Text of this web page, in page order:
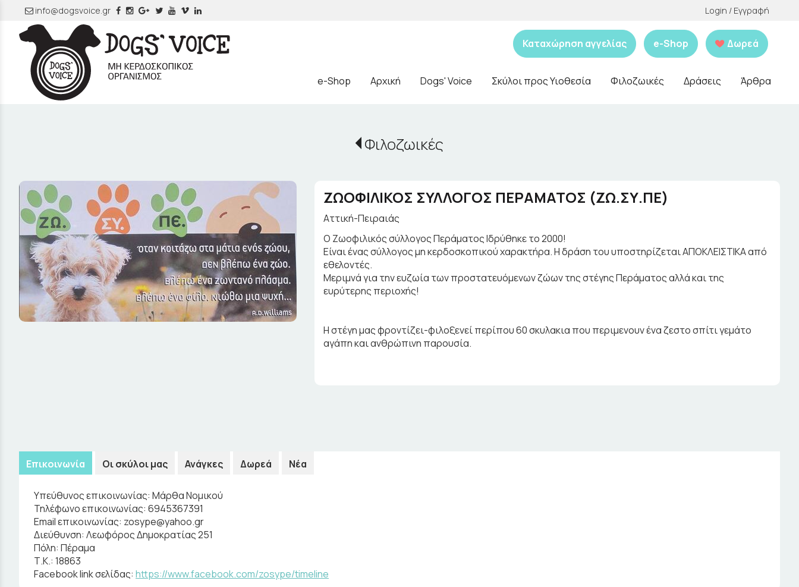
info@dogsvoice.gr Login / Εγγραφή
Καταχώρηση αγγελίας e-Shop Δωρεά
e-Shop Αρχική Dogs' Voice Σκύλοι προς Υιοθεσία Φιλοζωικές Δράσεις Άρθρα
Φιλοζωικές
ΖΩΟΦΙΛΙΚΟΣ ΣΥΛΛΟΓΟΣ ΠΕΡΑΜΑΤΟΣ (ΖΩ.ΣΥ.ΠΕ)
Αττική-Πειραιάς
Ο Ζωοφιλικός σύλλογος Περάματος Ιδρύθηκε το 2000!
Είναι ένας σύλλογος μη κερδοσκοπικού χαρακτήρα. Η δράση του υποστηρίζεται ΑΠΟΚΛΕΙΣΤΙΚΑ από
εθελοντές.
Μεριμνά για την ευζωία των προστατευόμενων ζώων της στέγης Περάματος αλλά και της
ευρύτερης περιοχής!
Η στέγη μας φροντίζει-φιλοξενεί περίπου 60 σκυλακια που περιμενουν ένα ζεστο σπίτι γεμάτο
αγάπη και ανθρώπινη παρουσία.
Επικοινωνία Οι σκύλοι μας Ανάγκες Δωρεά Νέα
Υπεύθυνος επικοινωνίας: Μάρθα Νομικού
Τηλέφωνο επικοινωνίας: 6945367391
Email επικοινωνίας: zosype@yahoo.gr
Διεύθυνση: Λεωφόρος Δημοκρατίας 251
Πόλη: Πέραμα
Τ.Κ.: 18863
Facebook link σελίδας: https://www.facebook.com/zosype/timeline